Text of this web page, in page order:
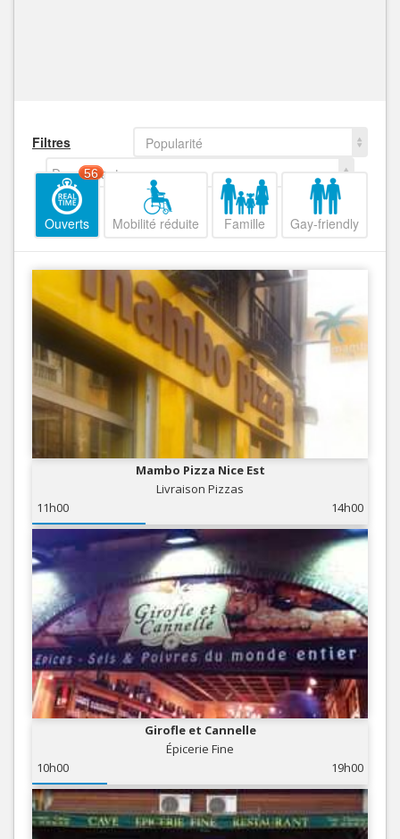
Filtres
Popularité
Decroissant
Ouverts
56
Mobilité réduite Famille Gay-friendly
Mambo Pizza Nice Est
Livraison Pizzas
11h00
14h00
Girofle et Cannelle
Épicerie Fine
10h00
19h00